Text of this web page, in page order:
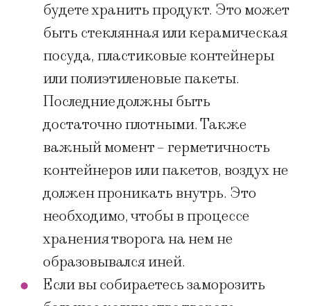
будете хранить продукт. Это может
быть стеклянная или керамическая
посуда, пластиковые контейнеры
или полиэтиленовые пакеты.
Последние должны быть
достаточно плотными. Также
важный момент – герметичность
контейнеров или пакетов, воздух не
должен проникать внутрь. Это
необходимо, чтобы в процессе
хранения творога на нем не
образовывался иней.
Если вы собираетесь заморозить